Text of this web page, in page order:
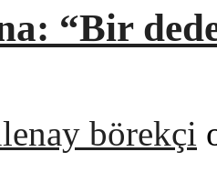
“Bir
börekçi